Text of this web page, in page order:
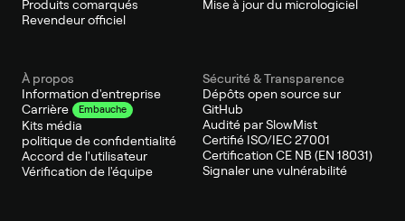
Produits comarqués
Revendeur officiel
Mise à jour du micrologiciel
À propos
Information d'entreprise
Carrière
Embauche
Kits média
politique de confidentialité
Accord de l'utilisateur
Vérification de l'équipe
Sécurité & Transparence
Dépôts open source sur
GitHub
Audité par SlowMist
Certifié ISO/IEC 27001
Certification CE NB (EN 18031)
Signaler une vulnérabilité